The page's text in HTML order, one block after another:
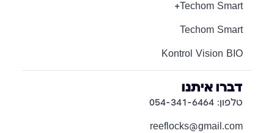
Techom Smart+
Techom Smart
Kontrol Vision BIO
דברו איתנו
טלפון: 054-341-6464
reeflocks@gmail.com